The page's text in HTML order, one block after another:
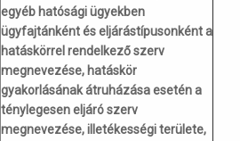
egyéb hatósági ügyekben
ügyfajtánként és eljárástípusonként a
hatáskörrel rendelkező szerv
megnevezése, hatáskör
gyakorlásának átruházása esetén a
ténylegesen eljáró szerv
megnevezése, illetékességi területe,